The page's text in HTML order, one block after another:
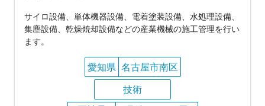
サイロ設備、単体機器設備、電着塗装設備、水処理設備、
集塵設備、乾燥焼却設備などの産業機械の施工管理を行い
ます。
愛知県 名古屋市南区
技術